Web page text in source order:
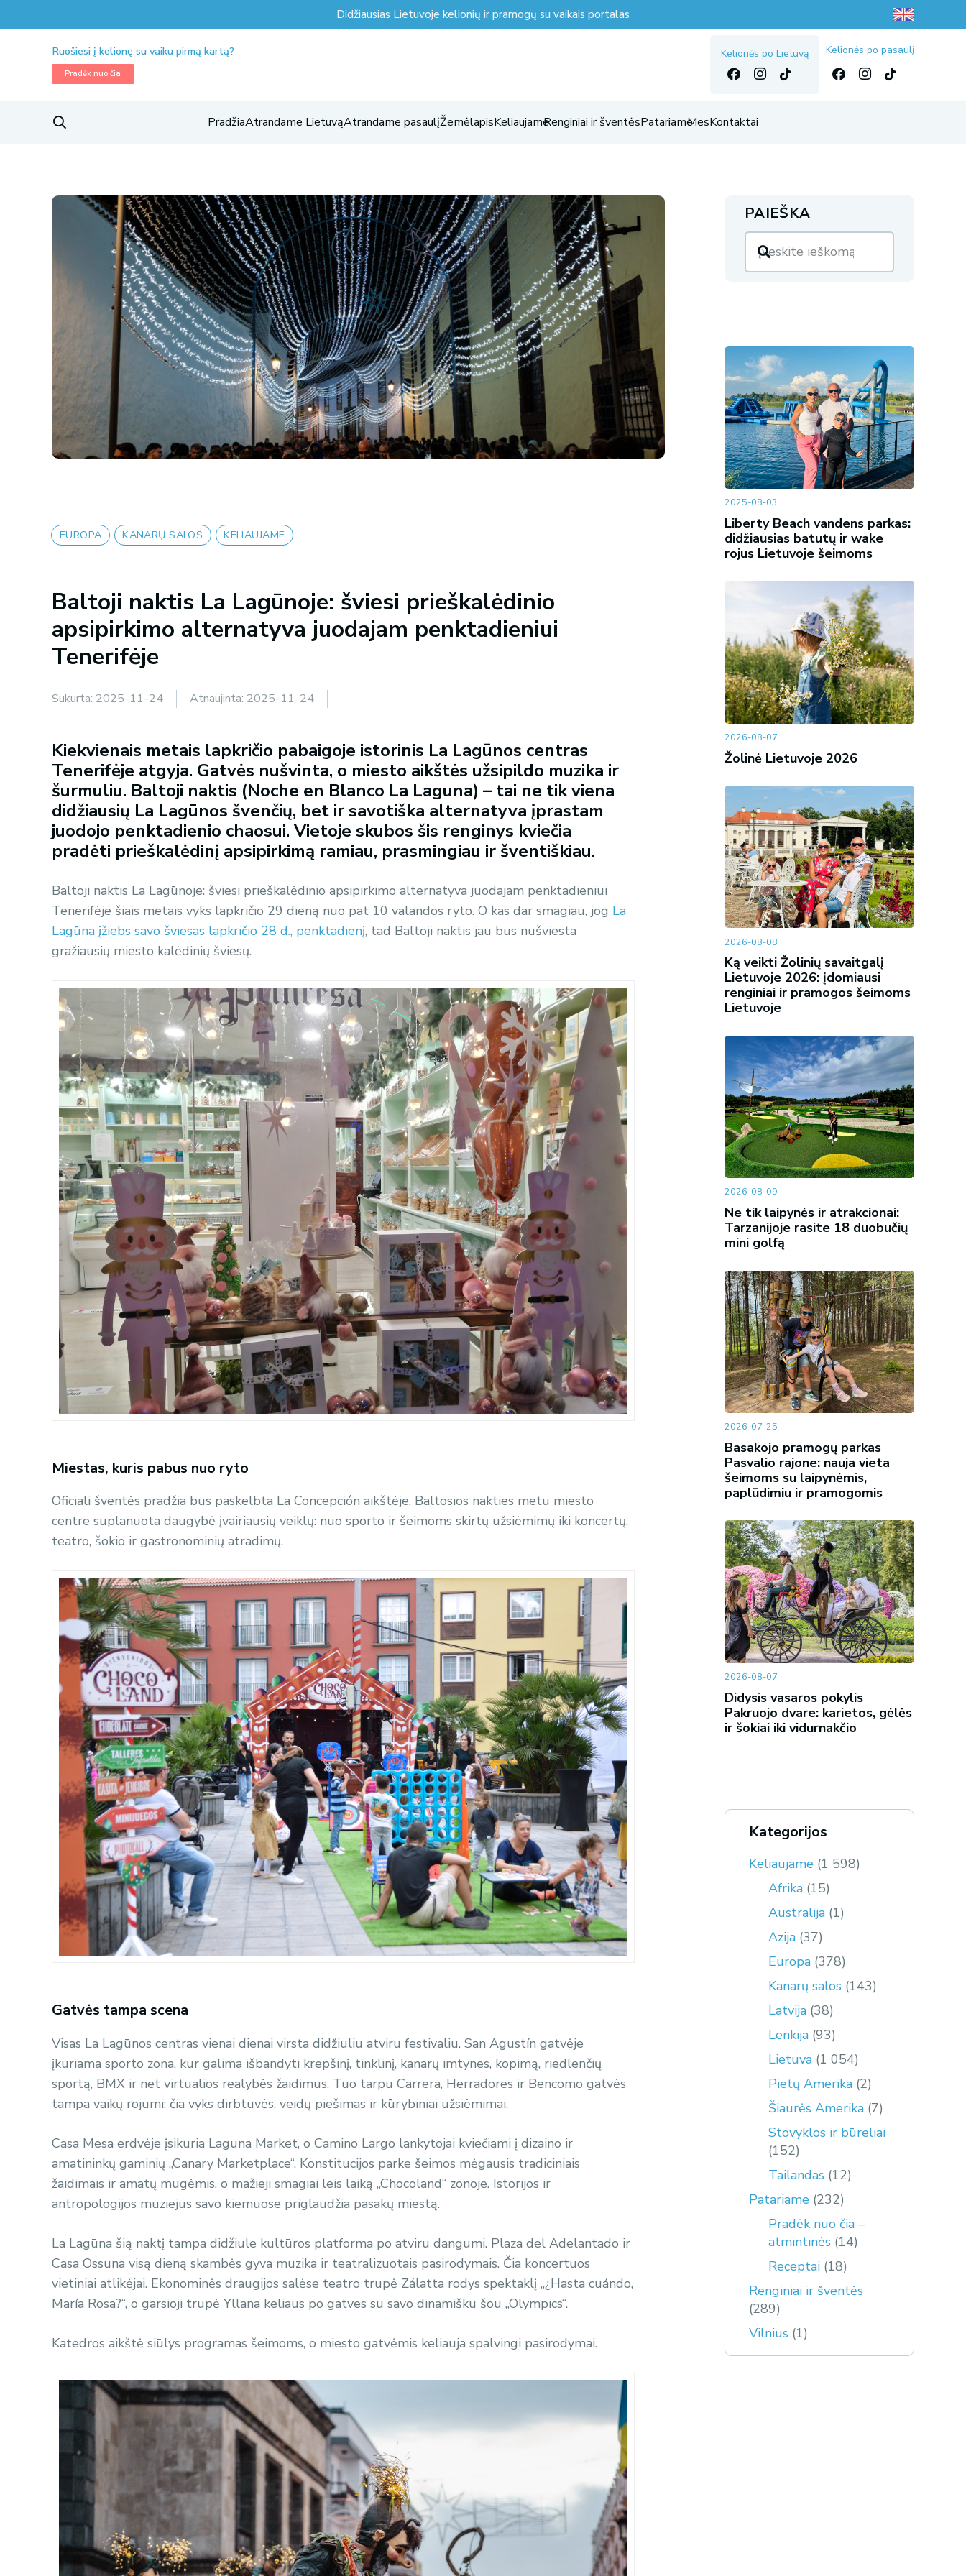
Didžiausias Lietuvoje kelionių ir pramogų su vaikais portalas
Ruošiesi į kelionę su vaiku pirmą kartą?
Pradėk nuo čia
Kelionės po Lietuvą Kelionės po pasaulį
PradžiaAtrandame LietuvąAtrandame pasaulįŽemėlapisKeliaujameRenginiai ir šventėsPatariameMesKontaktai
EUROPA KANARŲ SALOS KELIAUJAME
Baltoji naktis La Lagūnoje: šviesi prieškalėdinio
apsipirkimo alternatyva juodajam penktadieniui
Tenerifėje
Sukurta: 2025-11-24 Atnaujinta: 2025-11-24
Kiekvienais metais lapkričio pabaigoje istorinis La Lagūnos centras
Tenerifėje atgyja. Gatvės nušvinta, o miesto aikštės užsipildo muzika ir
šurmuliu. Baltoji naktis (Noche en Blanco La Laguna) – tai ne tik viena
didžiausių La Lagūnos švenčių, bet ir savotiška alternatyva įprastam
juodojo penktadienio chaosui. Vietoje skubos šis renginys kviečia
pradėti prieškalėdinį apsipirkimą ramiau, prasmingiau ir šventiškiau.
Baltoji naktis La Lagūnoje: šviesi prieškalėdinio apsipirkimo alternatyva juodajam penktadieniui
Tenerifėje šiais metais vyks lapkričio 29 dieną nuo pat 10 valandos ryto. O kas dar smagiau, jog La
Lagūna įžiebs savo šviesas lapkričio 28 d., penktadienį, tad Baltoji naktis jau bus nušviesta
gražiausių miesto kalėdinių šviesų.
Miestas, kuris pabus nuo ryto
Oficiali šventės pradžia bus paskelbta La Concepción aikštėje. Baltosios nakties metu miesto
centre suplanuota daugybė įvairiausių veiklų: nuo sporto ir šeimoms skirtų užsiėmimų iki koncertų,
teatro, šokio ir gastronominių atradimų.
Gatvės tampa scena
Visas La Lagūnos centras vienai dienai virsta didžiuliu atviru festivaliu. San Agustín gatvėje
įkuriama sporto zona, kur galima išbandyti krepšinį, tinklinį, kanarų imtynes, kopimą, riedlenčių
sportą, BMX ir net virtualios realybės žaidimus. Tuo tarpu Carrera, Herradores ir Bencomo gatvės
tampa vaikų rojumi: čia vyks dirbtuvės, veidų piešimas ir kūrybiniai užsiėmimai.
Casa Mesa erdvėje įsikuria Laguna Market, o Camino Largo lankytojai kviečiami į dizaino ir
amatininkų gaminių „Canary Marketplace“. Konstitucijos parke šeimos mėgausis tradiciniais
žaidimais ir amatų mugėmis, o mažieji smagiai leis laiką „Chocoland“ zonoje. Istorijos ir
antropologijos muziejus savo kiemuose priglaudžia pasakų miestą.
La Lagūna šią naktį tampa didžiule kultūros platforma po atviru dangumi. Plaza del Adelantado ir
Casa Ossuna visą dieną skambės gyva muzika ir teatralizuotais pasirodymais. Čia koncertuos
vietiniai atlikėjai. Ekonominės draugijos salėse teatro trupė Zálatta rodys spektaklį „¿Hasta cuándo,
María Rosa?“, o garsioji trupė Yllana keliaus po gatves su savo dinamišku šou „Olympics“.
Katedros aikštė siūlys programas šeimoms, o miesto gatvėmis keliauja spalvingi pasirodymai.
PAIEŠKA
2025-08-03
Liberty Beach vandens parkas:
didžiausias batutų ir wake
rojus Lietuvoje šeimoms
2026-08-07
Žolinė Lietuvoje 2026
2026-08-08
Ką veikti Žolinių savaitgalį
Lietuvoje 2026: įdomiausi
renginiai ir pramogos šeimoms
Lietuvoje
2026-08-09
Ne tik laipynės ir atrakcionai:
Tarzanijoje rasite 18 duobučių
mini golfą
2026-07-25
Basakojo pramogų parkas
Pasvalio rajone: nauja vieta
šeimoms su laipynėmis,
paplūdimiu ir pramogomis
2026-08-07
Didysis vasaros pokylis
Pakruojo dvare: karietos, gėlės
ir šokiai iki vidurnakčio
Kategorijos
Keliaujame (1 598)
Afrika (15)
Australija (1)
Azija (37)
Europa (378)
Kanarų salos (143)
Latvija (38)
Lenkija (93)
Lietuva (1 054)
Pietų Amerika (2)
Šiaurės Amerika (7)
Stovyklos ir būreliai
(152)
Tailandas (12)
Patariame (232)
Pradėk nuo čia –
atmintinės (14)
Receptai (18)
Renginiai ir šventės
(289)
Vilnius (1)